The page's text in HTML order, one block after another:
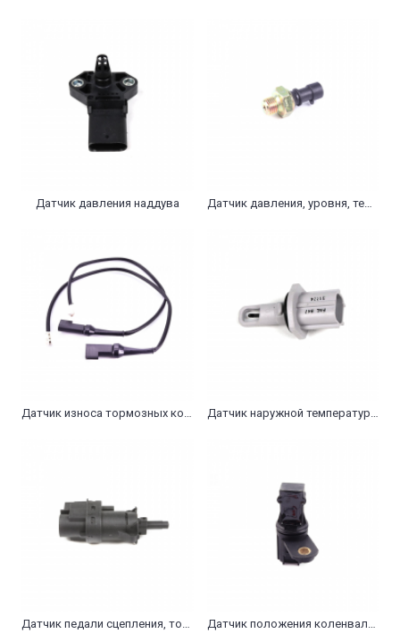
Датчик давления наддува Датчик давления, уровня, температуры масла, клапан
Датчик износа тормозных колодок Датчик наружной температуры воздуха